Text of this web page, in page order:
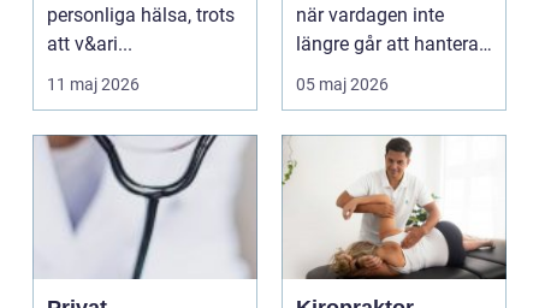
personliga hälsa, trots
att v&ari...
11 maj 2026
när vardagen inte
längre går att hantera
på egen hand. För
mån...
05 maj 2026